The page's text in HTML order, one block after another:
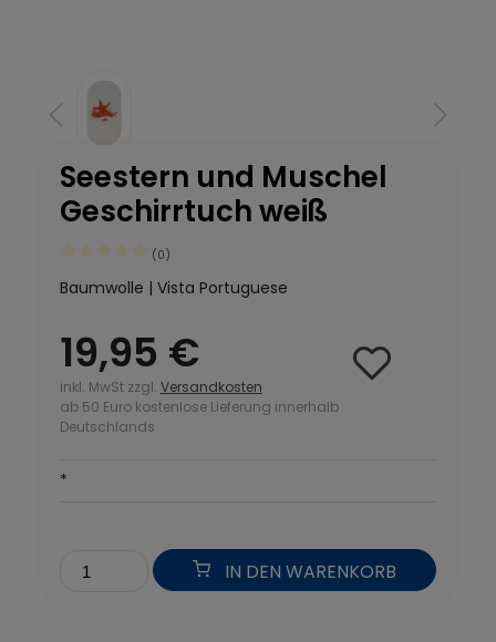
Seestern und Muschel
Geschirrtuch weiß
(0)
Baumwolle | Vista Portuguese
19,95 €
inkl. MwSt zzgl. Versandkosten
ab 50 Euro kostenlose Lieferung innerhalb
Deutschlands
*
IN DEN WARENKORB